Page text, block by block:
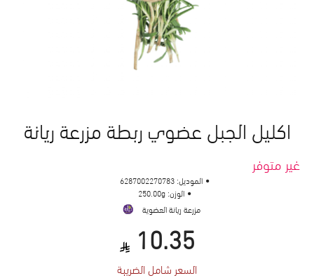
غير متوفر
اكليل الجبل عضوي ربطة مزرعة ريانة
10.35
السعر شامل الضريبة
الموديل: 6287002270783
الوزن: 250.00g
مزرعة ريانة العضوية